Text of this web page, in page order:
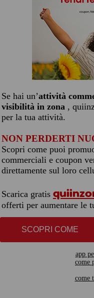
Se hai un’attività
visibilità in zona ,
per la tua attività.
NON PERDERTI
Scopri come puoi
commerciali e coupon
direttamente sul loro
Scarica gratis
offerti per aumentare le
SCOPRI COME
app
come
come